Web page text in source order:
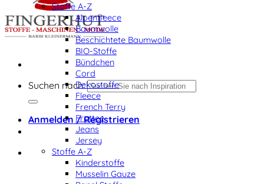
Suchen nach:
Anmelden / Registrieren
Stoffe A-Z
Alpenfleece
Baumwolle
Beschichtete Baumwolle
BIO-Stoffe
Bündchen
Cord
Dekostoffe
Fleece
French Terry
Frottee
Jeans
Jersey
Stoffe A-Z
Kinderstoffe
Musselin Gauze